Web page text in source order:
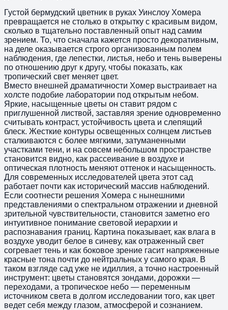
Густой бермудский цветник в руках Уинслоу Хомера
превращается не столько в открытку с красивым видом,
сколько в тщательно поставленный опыт над самим
зрением. То, что сначала кажется просто декоративным,
на деле оказывается строго организованным полем
наблюдения, где лепестки, листья, небо и тень выверены
по отношению друг к другу, чтобы показать, как
тропический свет меняет цвет.
Вместо внешней драматичности Хомер выстраивает на
холсте подобие лаборатории под открытым небом.
Яркие, насыщенные цветы он ставит рядом с
приглушенной листвой, заставляя зрение одновременно
считывать контраст, устойчивость цвета и слепящий
блеск. Жесткие контуры освещенных солнцем листьев
сталкиваются с более мягкими, затуманенными
участками тени, и на совсем небольшом пространстве
становится видно, как рассеивание в воздухе и
оптическая плотность меняют оттенок и насыщенность.
Для современных исследователей цвета этот сад
работает почти как исторический массив наблюдений.
Если соотнести решения Хомера с нынешними
представлениями о спектральном отражении и дневной
зрительной чувствительности, становится заметно его
интуитивное понимание световой иерархии и
распознавания границ. Картина показывает, как влага в
воздухе уводит белое в синеву, как отраженный свет
согревает тень и как боковое зрение гасит напряженные
красные тона почти до нейтральных у самого края. В
таком взгляде сад уже не идиллия, а точно настроенный
инструмент: цветы становятся зондами, дорожки —
переходами, а тропическое небо — переменным
источником света в долгом исследовании того, как цвет
ведет себя между глазом, атмосферой и сознанием.